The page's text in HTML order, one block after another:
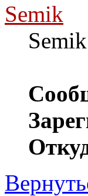
Semik
Semik